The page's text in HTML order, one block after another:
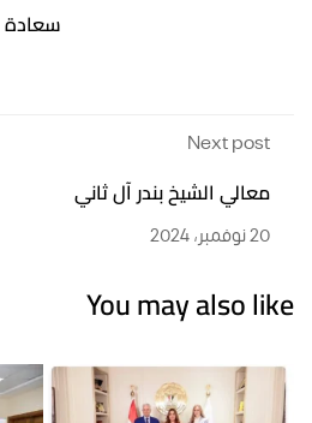
سعادة
Next
الشيخ بندر آل ثاني
You may